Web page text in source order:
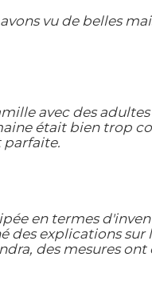
vu de belles
avec des
était bien trop
parfaite.
en termes
des explications sur
des mesures